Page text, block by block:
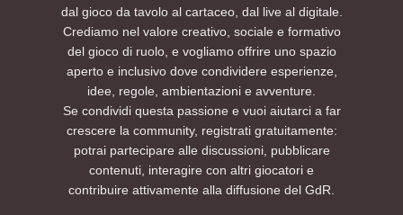
dal gioco da tavolo al cartaceo, dal live al digitale.
Crediamo nel valore creativo, sociale e formativo
del gioco di ruolo, e vogliamo offrire uno spazio
aperto e inclusivo dove condividere esperienze,
idee, regole, ambientazioni e avventure.
Se condividi questa passione e vuoi aiutarci a far
crescere la community, registrati gratuitamente:
potrai partecipare alle discussioni, pubblicare
contenuti, interagire con altri giocatori e
contribuire attivamente alla diffusione del GdR.